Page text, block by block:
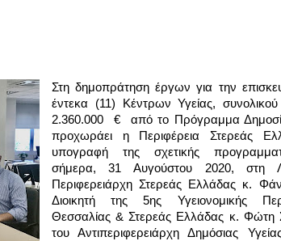
Στηδημοπράτηση έργων για την
έντεκα (11) Κέντρων Υγείας, συνολικού
2.360.000 € από το Πρόγραμμα
προχωράει η Περιφέρεια Στερεάς
υπογραφή της σχετικής
σήμερα, 31 Αυγούστου 2020, στη
Περιφερειάρχη Στερεάς Ελλάδας κ.
Διοικητή της 5ης Υγειονομικής
Θεσσαλίας & Στερεάς Ελλάδας κ. Φώτη
του Αντιπεριφερειάρχη Δημόσιας